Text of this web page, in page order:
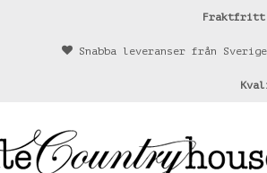
Fraktfritt
Snabba leveranser från